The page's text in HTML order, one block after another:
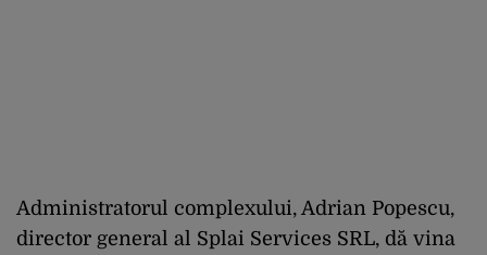
Administratorul complexului, Adrian Popescu,
director general al Splai Services SRL, dă vina